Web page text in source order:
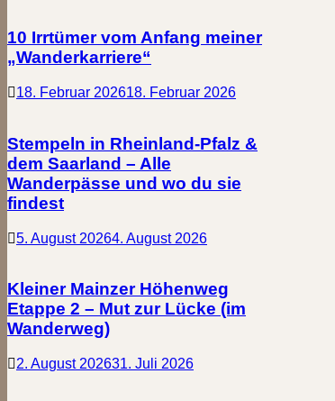
10 Irrtümer vom Anfang meiner
„Wanderkarriere“
18. Februar 202618. Februar 2026
Stempeln in Rheinland-Pfalz &
dem Saarland – Alle
Wanderpässe und wo du sie
findest
5. August 20264. August 2026
Kleiner Mainzer Höhenweg
Etappe 2 – Mut zur Lücke (im
Wanderweg)
2. August 202631. Juli 2026